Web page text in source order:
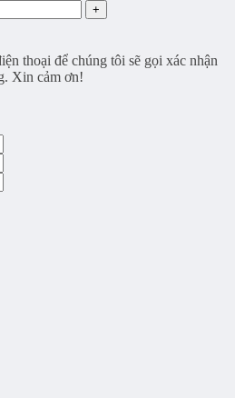
thoại để chúng tôi sẽ gọi xác nhận
Xin cảm ơn!